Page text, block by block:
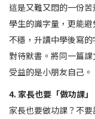
這是又難又悶的一份
學生的識字量，更能
不穩，升讀中學後寫
對待默書。將同一篇
受益的是小朋友自己。
4. 家長也要「做功課」
家長也要做功課？不